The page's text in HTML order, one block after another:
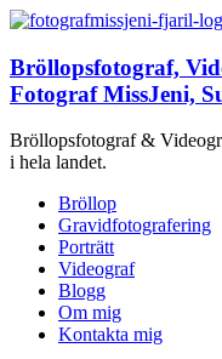
Bröllopsfotograf,
Fotograf MissJeni,
Bröllopsfotograf &
i hela landet.
Bröllop
Gravidfotografering
Porträtt
Videograf
Blogg
Om mig
Kontakta mig